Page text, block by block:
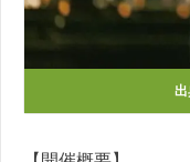
出